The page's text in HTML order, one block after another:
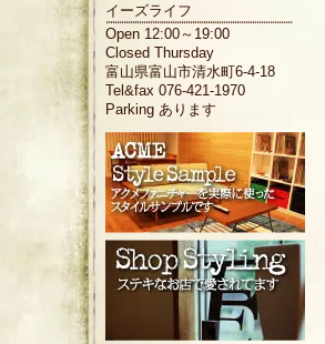
イーズライフ
Open 12:00～19:00
Closed Thursday
富山県富山市清水町6-4-18
Tel&fax 076-421-1970
Parking あります